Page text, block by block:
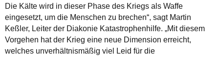
Die Kälte wird in dieser Phase des Kriegs als Waffe
eingesetzt, um die Menschen zu brechen“, sagt Martin
Keßler, Leiter der Diakonie Katastrophenhilfe. „Mit diesem
Vorgehen hat der Krieg eine neue Dimension erreicht,
welches unverhältnismäßig viel Leid für die